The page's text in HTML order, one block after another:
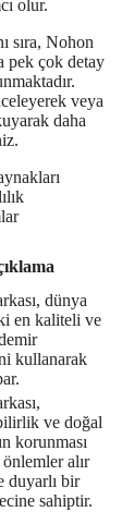
olur.
sıra, Nohon
pek çok detay
veya
daha
dünya
en kaliteli ve
kullanarak
ve doğal
korunması
alır
duyarlı bir
sahiptir.